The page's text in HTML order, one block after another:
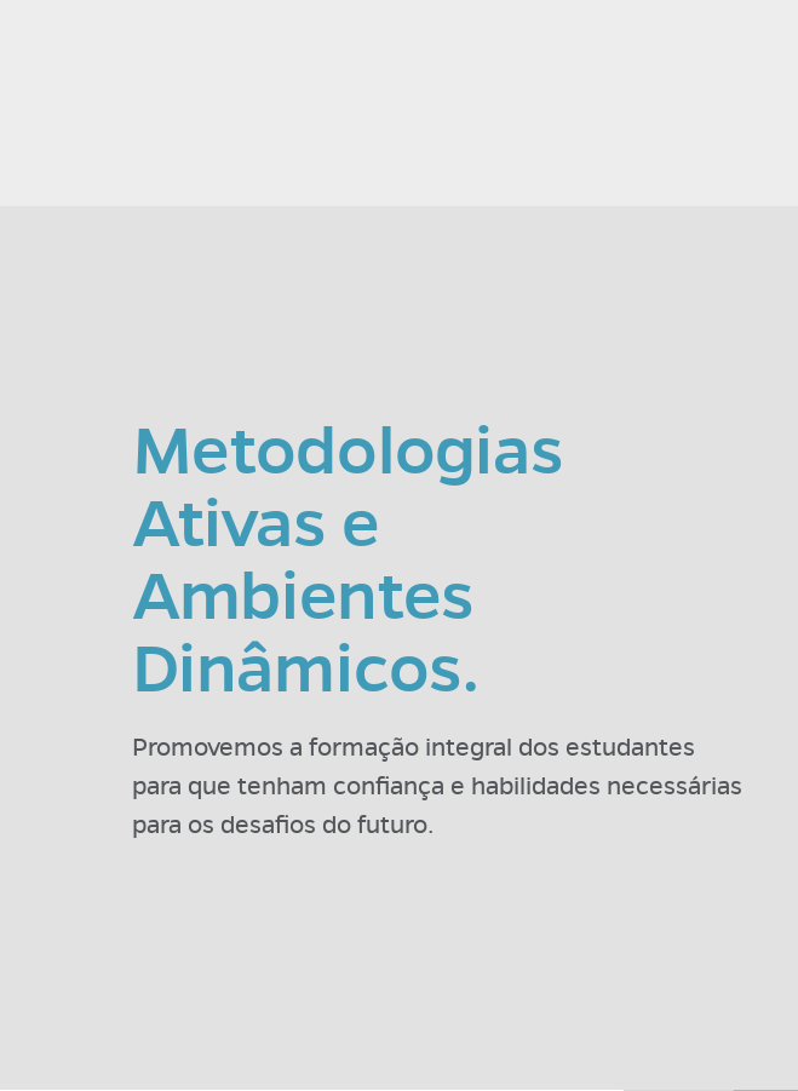
Metodologias
Ativas e
Ambientes
Dinâmicos.
Promovemos a formação integral dos estudantes
para que tenham confiança e habilidades necessárias
para os desafios do futuro.